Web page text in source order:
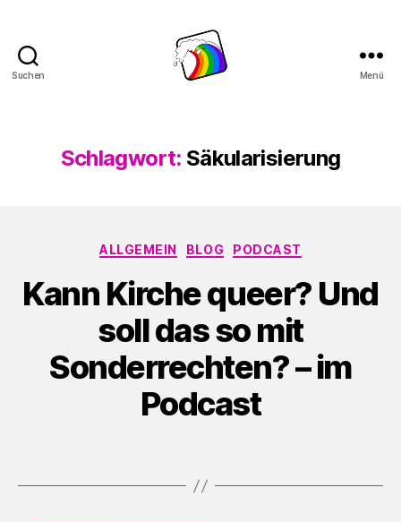
Suchen Menü
Schlagwort: Säkularisierung
Kategorien
ALLGEMEIN BLOG PODCAST
Kann Kirche queer? Und
soll das so mit
Sonderrechten? – im
Podcast